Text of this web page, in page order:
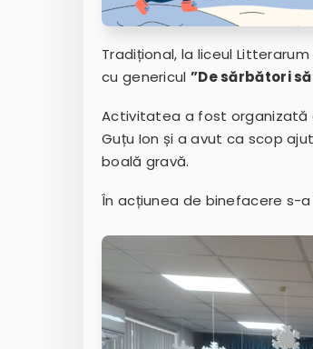
Tradițional, la liceul
cu genericul ”De sărbători
Activitatea a fost organizată
Guțu Ion și a avut ca scop
boală gravă.
În acțiunea de binefacere s-